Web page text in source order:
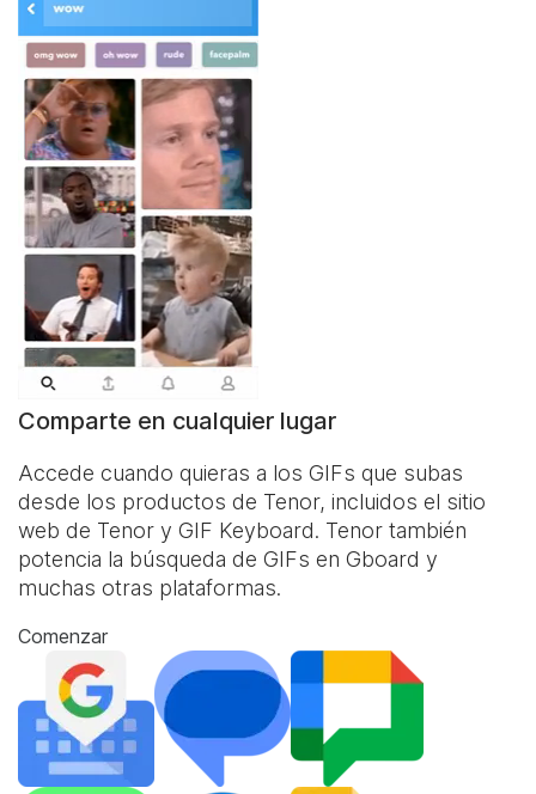
Comparte en cualquier lugar
Accede cuando quieras a los GIFs que subas
desde los productos de Tenor, incluidos el sitio
web de Tenor y GIF Keyboard. Tenor también
potencia la búsqueda de GIFs en Gboard y
muchas otras plataformas.
Comenzar